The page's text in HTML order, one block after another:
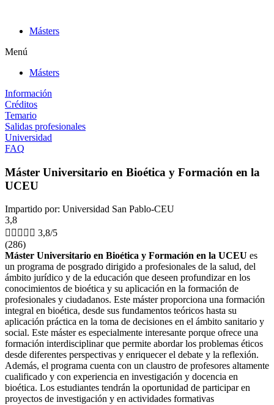
contenidoMásters
Menú
Másters
Información
Créditos
Temario
Salidas profesionales
Universidad
FAQ
Máster Universitario en Bioética y Formación en la
UCEU
Impartido por: Universidad San Pablo-CEU
3,8
     3,8/5
(286)
Máster Universitario en Bioética y Formación en la UCEU es
un programa de posgrado dirigido a profesionales de la salud, del
ámbito jurídico y de la educación que deseen profundizar en los
conocimientos de bioética y su aplicación en la formación de
profesionales y ciudadanos. Este máster proporciona una formación
integral en bioética, desde sus fundamentos teóricos hasta su
aplicación práctica en la toma de decisiones en el ámbito sanitario y
social. Este máster es especialmente interesante porque ofrece una
formación interdisciplinar que permite abordar los problemas éticos
desde diferentes perspectivas y enriquecer el debate y la reflexión.
Además, el programa cuenta con un claustro de profesores altamente
cualificado y con experiencia en investigación y docencia en
bioética. Los estudiantes tendrán la oportunidad de participar en
proyectos de investigación y en actividades formativas